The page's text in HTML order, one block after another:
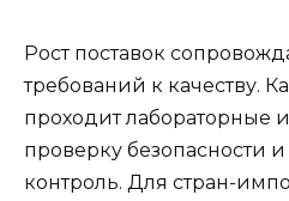
Рост поставок
требований к качеству.
проходит лабораторные
проверку безопасности
контроль. Для стран-